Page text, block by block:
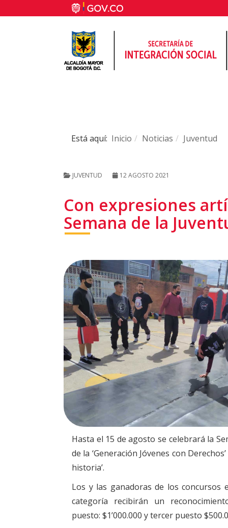
Está aquí: Inicio Noticias Juventud
JUVENTUD 12 AGOSTO 2021
Con expresiones
Semana de la
Hasta el 15 de agosto se celebrará la
de la ‘Generación Jóvenes con
historia’.
Los y las ganadoras de los
categoría recibirán un
puesto: $1’000.000 y tercer puesto